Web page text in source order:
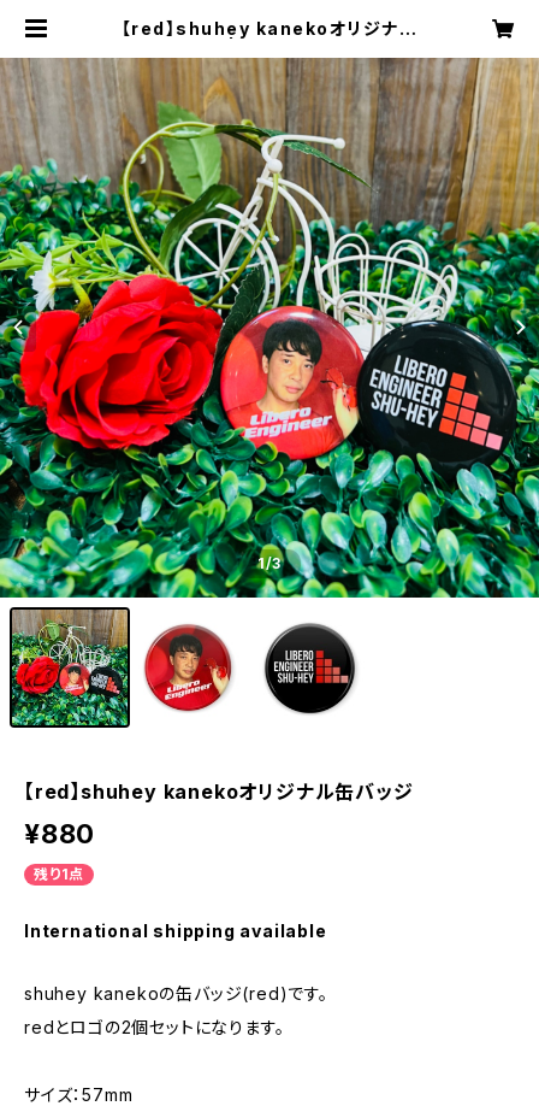
【red】shuhey kanekoオリジナル
1/3
【red】shuhey kanekoオリジナル缶バッジ
¥880
残り1点
International shipping available
shuhey kanekoの缶バッジ(red)です。
redとロゴの2個セットになります。
サイズ：57mm